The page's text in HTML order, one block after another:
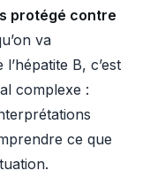
protégé contre
va
B, c’est
complexe :
ce que